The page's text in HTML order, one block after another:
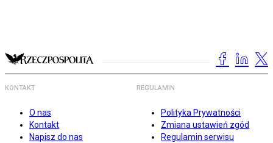
KONTAKT
O nas
Kontakt
Napisz do nas
REGULAMIN
Polityka Prywatności
Zmiana ustawień zgód
Regulamin serwisu